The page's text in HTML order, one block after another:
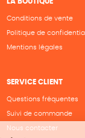
LA BOUTIQUE
Conditions de vente
Politique de
Mentions légales
SERVICE CLIENT
Questions fréquentes
Suivi de commande
Nous contacter